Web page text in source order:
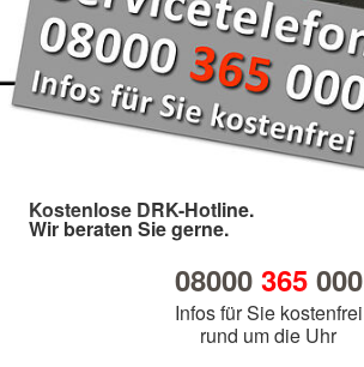
Kostenlose DRK-Hotline.
Wir beraten Sie gerne.
08000 365000
Infos für Sie kostenfrei
rund um die Uhr